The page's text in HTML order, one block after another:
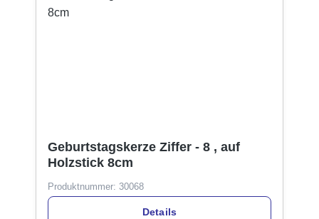
Geburtstagskerze Ziffer - 8 , auf
Holzstick 8cm
Produktnummer: 30068
Details